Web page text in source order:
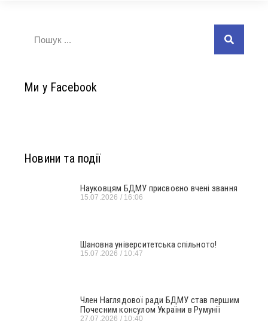
Ми у Facebook
Новини та події
Науковцям БДМУ присвоєно вчені звання
15.07.2026 16:06
Шановна університетська спільното!
15.07.2026 10:47
Член Наглядової ради БДМУ став першим
Почесним консулом України в Румунії
27.07.2026 10:40